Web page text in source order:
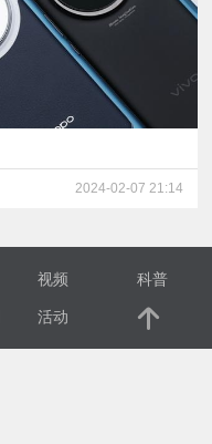
2024-02-07 21:14
视频 科普
活动